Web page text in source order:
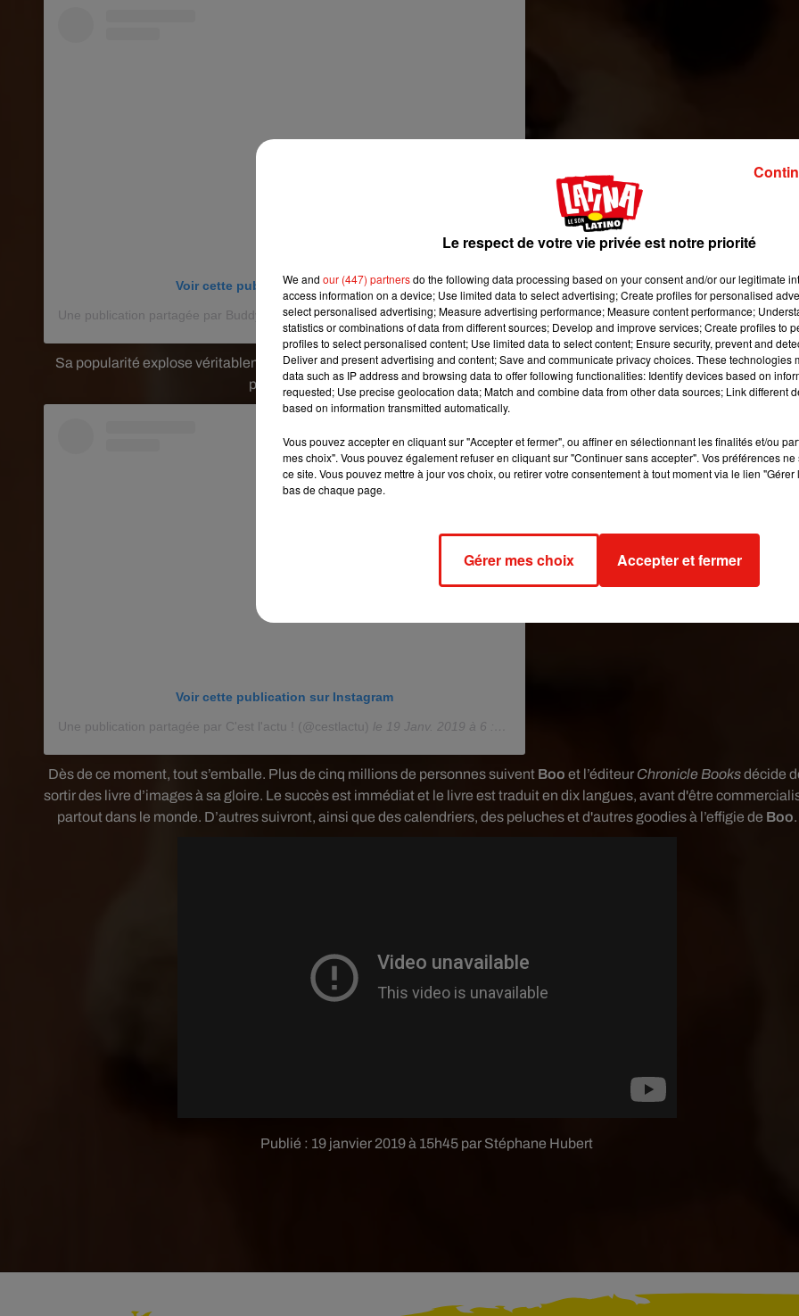
Publié : 19 janvier 2019 à 15h45 par Stéphane Hubert
Voir cette publication sur Instagram
Une publication partagée par Buddy Boo Blue Benny (@buddyboowaggytails)le 18 Janv. 2019 à 6 :29 PST
Sa popularité explose véritablement en octobre 2010 après que la chanteuse Kesha tweete queBooétait son nouveau
petit ami, tout en laissant un lien vers le profil de l’animal.
Voir cette publication sur Instagram
Une publication partagée par C'est l'actu ! (@cestlactu) le 19 Janv. 2019 à 6 :21 PST
Dès de ce moment, tout s’emballe. Plus de cinq millions de personnes suivent Boo et l’éditeur Chronicle Booksdécide
sortir des livre d’images à sa gloire. Le succès est immédiat et le livre est traduit en dix langues, avant d'être
partout dans le monde. D’autres suivront, ainsi que des calendriers, des peluches et d'autres goodies à l’effigie de Boo.
Le respect de votre vie privée est notre priorité
We and our (447) partnersdo the following data processing based on your consent and/or our legitimate
access information on a device; Use limited data to select advertising; Create profiles for personalised
select personalised advertising; Measure advertising performance; Measure content performance;
statistics or combinations of data from different sources; Develop and improve services; Create profiles to
profiles to select personalised content; Use limited data to select content; Ensure security, prevent and
Deliver and present advertising and content; Save and communicate privacy choices. These technologies
data such as IP address and browsing data to offer following functionalities: Identify devices based on
requested; Use precise geolocation data; Match and combine data from other data sources; Link different
based on information transmitted automatically.
Vous pouvez accepter en cliquant sur "Accepter et fermer", ou affiner en sélectionnant les finalités et/ou
mes choix". Vous pouvez également refuser en cliquant sur "Continuer sans accepter". Vos préférences
ce site. Vous pouvez mettre à jour vos choix, ou retirer votre consentement à tout moment via le lien
bas de chaque page.
Gérer mes choix Accepter et fermer